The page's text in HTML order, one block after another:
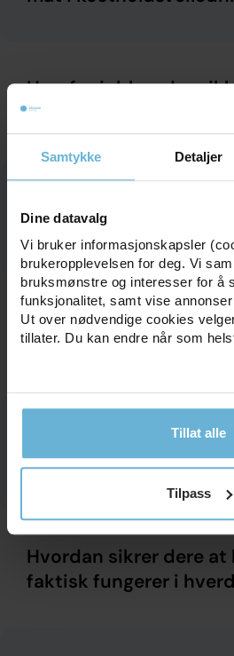
Samtykke Detaljer
Dine datavalg
Vi bruker informasjonskapsler
brukeropplevelsen for deg. Vi
bruksmønstre og interesser for å
funksjonalitet, samt vise
Ut over nødvendige cookies
tillater. Du kan endre når som
Tillat alle
Tilpass
Hvorfor jobber dere
dietter og strenge
kalorier?
Hvordan jobber dere
kosthold i praksis?
Hva gjør dere hvis jeg
utfordringer samtidig?
Hvordan sikrer dere
faktisk fungerer i